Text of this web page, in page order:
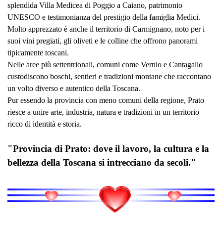
splendida Villa Medicea di Poggio a Caiano, patrimonio
UNESCO e testimonianza del prestigio della famiglia Medici.
Molto apprezzato è anche il territorio di Carmignano, noto per i
suoi vini pregiati, gli oliveti e le colline che offrono panorami
tipicamente toscani.
Nelle aree più settentrionali, comuni come Vernio e Cantagallo
custodiscono boschi, sentieri e tradizioni montane che raccontano
un volto diverso e autentico della Toscana.
Pur essendo la provincia con meno comuni della regione, Prato
riesce a unire arte, industria, natura e tradizioni in un territorio
ricco di identità e storia.
"Provincia di Prato: dove il lavoro, la cultura e la
bellezza della Toscana si intrecciano da secoli."